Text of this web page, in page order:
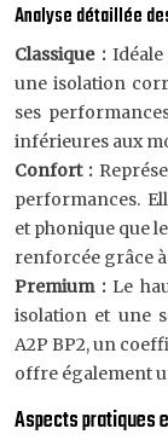
Analyse détaillée
Classique :
une isolation
ses
inférieures aux
Confort :
performances.
et phonique que
renforcée grâce
Premium : Le
isolation et une
A2P BP2, un
offre également
Aspects pratiques